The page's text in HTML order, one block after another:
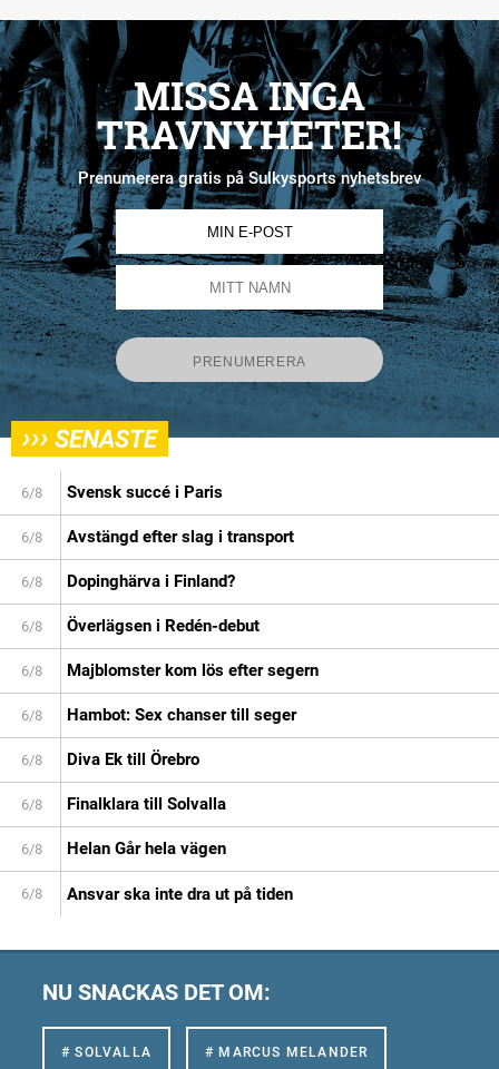
MISSA INGA
TRAVNYHETER!
Prenumerera gratis på Sulkysports nyhetsbrev
››› SENASTE
6/8 Svensk succé i Paris
6/8 Avstängd efter slag i transport
6/8 Dopinghärva i Finland?
6/8 Överlägsen i Redén-debut
6/8 Majblomster kom lös efter segern
6/8 Hambot: Sex chanser till seger
6/8 Diva Ek till Örebro
6/8 Finalklara till Solvalla
6/8 Helan Går hela vägen
6/8 Ansvar ska inte dra ut på tiden
NU SNACKAS DET OM:
# SOLVALLA # MARCUS MELANDER